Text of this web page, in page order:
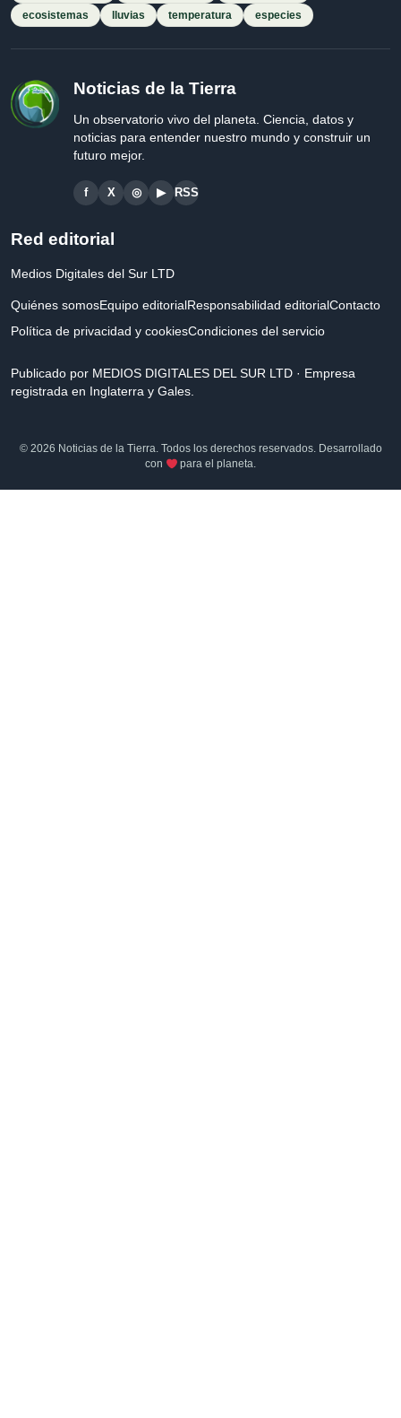
ecosistemas
lluvias temperatura especies
Noticias de la Tierra
Un observatorio vivo del planeta. Ciencia, datos y
noticias para entender nuestro mundo y construir un
futuro mejor.
f X ◎ ▶ RSS
Red editorial
Medios Digitales del Sur LTD
Quiénes somosEquipo editorialResponsabilidad editorialContacto
Política de privacidad y cookiesCondiciones del servicio
Publicado por MEDIOS DIGITALES DEL SUR LTD · Empresa
registrada en Inglaterra y Gales.
© 2026 Noticias de la Tierra. Todos los derechos reservados. Desarrollado
con
para el planeta.